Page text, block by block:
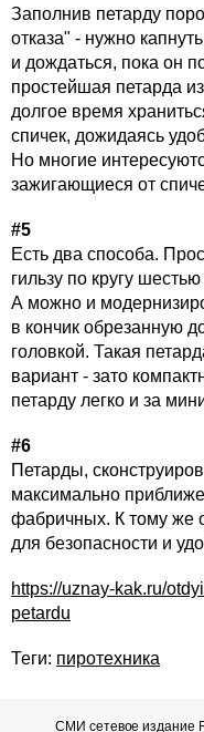
Заполнив петарду
отказа" - нужно
и дождаться, пока он
простейшая петарда
долгое время
спичек, дожидаясь
Но многие
зажигающиеся от
#5
Есть два способа.
гильзу по кругу
А можно и
в кончик обрезанную
головкой. Такая
вариант - зато
петарду легко и за
#6
Петарды,
максимально
фабричных. К тому же
для безопасности и
https://uznay-kak.ru/
petardu
Теги: пиротехника
СМИ сетевое издание